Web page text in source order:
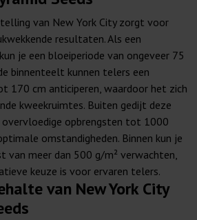
van New York City zorgt voor
resultaten. Als een
je een bloeiperiode van ongeveer 75
binnenteelt kunnen telers een
170 cm anticiperen, waardoor het zich
kweekruimtes. Buiten gedijt deze
opbrengsten tot 1000
omstandigheden. Binnen kun je
van meer dan 500 g/m² verwachten,
keuze is voor ervaren telers.
van New York City